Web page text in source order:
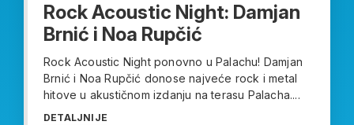
Rock Acoustic Night: Damjan
Brnić i Noa Rupčić
Rock Acoustic Night ponovno u Palachu! Damjan
Brnić i Noa Rupčić donose najveće rock i metal
hitove u akustičnom izdanju na terasu Palacha....
DETALJNIJE